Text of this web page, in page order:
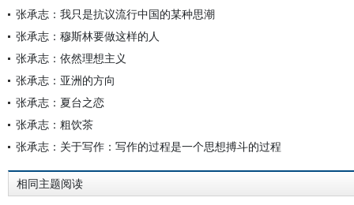
张承志：我只是抗议流行中国的某种思潮
张承志：穆斯林要做这样的人
张承志：依然理想主义
张承志：亚洲的方向
张承志：夏台之恋
张承志：粗饮茶
张承志：关于写作：写作的过程是一个思想搏斗的过程
相同主题阅读